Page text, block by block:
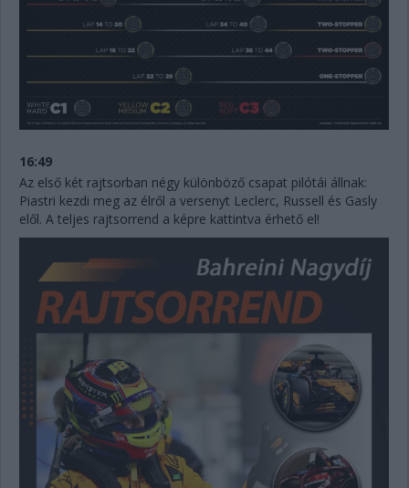
16:49
Az első két rajtsorban négy különböző csapat pilótái állnak:
Piastri kezdi meg az élről a versenyt Leclerc, Russell és Gasly
elől. A teljes rajtsorrend a képre kattintva érhető el!